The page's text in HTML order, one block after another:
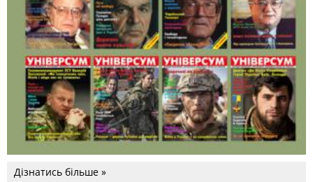
Дізнатись більше »